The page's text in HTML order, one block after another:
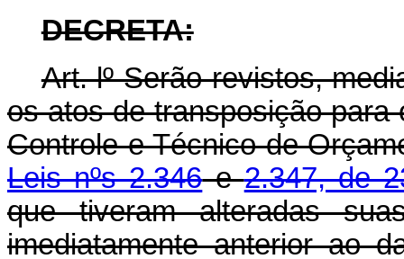
DECRETA:
Art. lº Serão revistos,
os atos de transposição
Controle e Técnico de
Leis nºs 2.346e2.347, de
que tiveram alteradas
imediatamente anterior ao